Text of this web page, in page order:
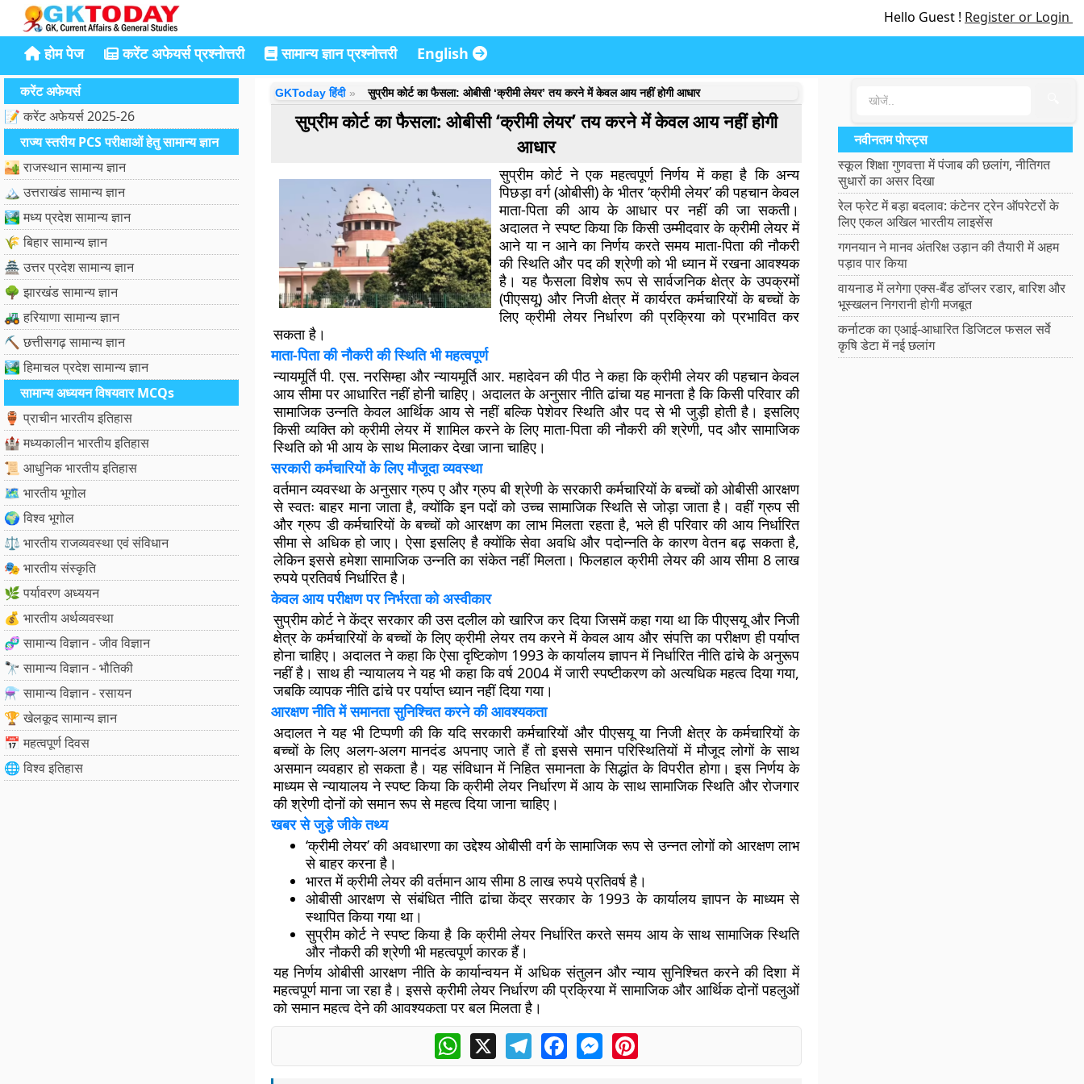
Hello Guest ! Register or Login
होम पेज करेंट अफेयर्स प्रश्नोत्तरी सामान्य ज्ञान प्रश्नोत्तरी English
करेंट अफेयर्स
📝 करेंट अफेयर्स 2025-26
राज्य स्तरीय PCS परीक्षाओं हेतु सामान्य ज्ञान
🏜️ राजस्थान सामान्य ज्ञान
🏔️ उत्तराखंड सामान्य ज्ञान
🏞️ मध्य प्रदेश सामान्य ज्ञान
🌾 बिहार सामान्य ज्ञान
🏯 उत्तर प्रदेश सामान्य ज्ञान
🌳 झारखंड सामान्य ज्ञान
🚜 हरियाणा सामान्य ज्ञान
⛏️ छत्तीसगढ़ सामान्य ज्ञान
🏞️ हिमाचल प्रदेश सामान्य ज्ञान
सामान्य अध्ययन विषयवार MCQs
🏺 प्राचीन भारतीय इतिहास
🏰 मध्यकालीन भारतीय इतिहास
📜 आधुनिक भारतीय इतिहास
🗺️ भारतीय भूगोल
🌍 विश्व भूगोल
⚖️ भारतीय राजव्यवस्था एवं संविधान
🎭 भारतीय संस्कृति
🌿 पर्यावरण अध्ययन
💰 भारतीय अर्थव्यवस्था
🧬 सामान्य विज्ञान - जीव विज्ञान
🔭 सामान्य विज्ञान - भौतिकी
⚗️ सामान्य विज्ञान - रसायन
🏆 खेलकूद सामान्य ज्ञान
📅 महत्वपूर्ण दिवस
🌐 विश्व इतिहास
GKToday हिंदी सुप्रीम कोर्ट का फैसला: ओबीसी ‘क्रीमी लेयर’ तय करने में केवल आय नहीं होगी आधार
सुप्रीम कोर्ट का फैसला: ओबीसी ‘क्रीमी लेयर’ तय करने में केवल आय नहीं होगी
आधार
सुप्रीम कोर्ट ने एक महत्वपूर्ण निर्णय में कहा है कि अन्य
पिछड़ा वर्ग (ओबीसी) के भीतर ‘क्रीमी लेयर’ की पहचान केवल
माता-पिता की आय के आधार पर नहीं की जा सकती।
अदालत ने स्पष्ट किया कि किसी उम्मीदवार के क्रीमी लेयर में
आने या न आने का निर्णय करते समय माता-पिता की नौकरी
की स्थिति और पद की श्रेणी को भी ध्यान में रखना आवश्यक
है। यह फैसला विशेष रूप से सार्वजनिक क्षेत्र के उपक्रमों
(पीएसयू) और निजी क्षेत्र में कार्यरत कर्मचारियों के बच्चों के
लिए क्रीमी लेयर निर्धारण की प्रक्रिया को प्रभावित कर
सकता है।
माता-पिता की नौकरी की स्थिति भी महत्वपूर्ण
न्यायमूर्ति पी. एस. नरसिम्हा और न्यायमूर्ति आर. महादेवन की पीठ ने कहा कि क्रीमी लेयर की पहचान केवल
आय सीमा पर आधारित नहीं होनी चाहिए। अदालत के अनुसार नीति ढांचा यह मानता है कि किसी परिवार की
सामाजिक उन्नति केवल आर्थिक आय से नहीं बल्कि पेशेवर स्थिति और पद से भी जुड़ी होती है। इसलिए
किसी व्यक्ति को क्रीमी लेयर में शामिल करने के लिए माता-पिता की नौकरी की श्रेणी, पद और सामाजिक
स्थिति को भी आय के साथ मिलाकर देखा जाना चाहिए।
सरकारी कर्मचारियों के लिए मौजूदा व्यवस्था
वर्तमान व्यवस्था के अनुसार ग्रुप ए और ग्रुप बी श्रेणी के सरकारी कर्मचारियों के बच्चों को ओबीसी आरक्षण
से स्वतः बाहर माना जाता है, क्योंकि इन पदों को उच्च सामाजिक स्थिति से जोड़ा जाता है। वहीं ग्रुप सी
और ग्रुप डी कर्मचारियों के बच्चों को आरक्षण का लाभ मिलता रहता है, भले ही परिवार की आय निर्धारित
सीमा से अधिक हो जाए। ऐसा इसलिए है क्योंकि सेवा अवधि और पदोन्नति के कारण वेतन बढ़ सकता है,
लेकिन इससे हमेशा सामाजिक उन्नति का संकेत नहीं मिलता। फिलहाल क्रीमी लेयर की आय सीमा 8 लाख
रुपये प्रतिवर्ष निर्धारित है।
केवल आय परीक्षण पर निर्भरता को अस्वीकार
सुप्रीम कोर्ट ने केंद्र सरकार की उस दलील को खारिज कर दिया जिसमें कहा गया था कि पीएसयू और निजी
क्षेत्र के कर्मचारियों के बच्चों के लिए क्रीमी लेयर तय करने में केवल आय और संपत्ति का परीक्षण ही पर्याप्त
होना चाहिए। अदालत ने कहा कि ऐसा दृष्टिकोण 1993 के कार्यालय ज्ञापन में निर्धारित नीति ढांचे के अनुरूप
नहीं है। साथ ही न्यायालय ने यह भी कहा कि वर्ष 2004 में जारी स्पष्टीकरण को अत्यधिक महत्व दिया गया,
जबकि व्यापक नीति ढांचे पर पर्याप्त ध्यान नहीं दिया गया।
आरक्षण नीति में समानता सुनिश्चित करने की आवश्यकता
अदालत ने यह भी टिप्पणी की कि यदि सरकारी कर्मचारियों और पीएसयू या निजी क्षेत्र के कर्मचारियों के
बच्चों के लिए अलग-अलग मानदंड अपनाए जाते हैं तो इससे समान परिस्थितियों में मौजूद लोगों के साथ
असमान व्यवहार हो सकता है। यह संविधान में निहित समानता के सिद्धांत के विपरीत होगा। इस निर्णय के
माध्यम से न्यायालय ने स्पष्ट किया कि क्रीमी लेयर निर्धारण में आय के साथ सामाजिक स्थिति और रोजगार
की श्रेणी दोनों को समान रूप से महत्व दिया जाना चाहिए।
खबर से जुड़े जीके तथ्य
‘क्रीमी लेयर’ की अवधारणा का उद्देश्य ओबीसी वर्ग के सामाजिक रूप से उन्नत लोगों को आरक्षण लाभ
से बाहर करना है।
भारत में क्रीमी लेयर की वर्तमान आय सीमा 8 लाख रुपये प्रतिवर्ष है।
ओबीसी आरक्षण से संबंधित नीति ढांचा केंद्र सरकार के 1993 के कार्यालय ज्ञापन के माध्यम से
स्थापित किया गया था।
सुप्रीम कोर्ट ने स्पष्ट किया है कि क्रीमी लेयर निर्धारित करते समय आय के साथ सामाजिक स्थिति
और नौकरी की श्रेणी भी महत्वपूर्ण कारक हैं।
यह निर्णय ओबीसी आरक्षण नीति के कार्यान्वयन में अधिक संतुलन और न्याय सुनिश्चित करने की दिशा में
महत्वपूर्ण माना जा रहा है। इससे क्रीमी लेयर निर्धारण की प्रक्रिया में सामाजिक और आर्थिक दोनों पहलुओं
को समान महत्व देने की आवश्यकता पर बल मिलता है।
WhatsApp
X TelegramFacebookMessengerPinterest
नवीनतम पोस्ट्स
स्कूल शिक्षा गुणवत्ता में पंजाब की छलांग, नीतिगत
सुधारों का असर दिखा
रेल फ्रेट में बड़ा बदलाव: कंटेनर ट्रेन ऑपरेटरों के
लिए एकल अखिल भारतीय लाइसेंस
गगनयान ने मानव अंतरिक्ष उड़ान की तैयारी में अहम
पड़ाव पार किया
वायनाड में लगेगा एक्स-बैंड डॉप्लर रडार, बारिश और
भूस्खलन निगरानी होगी मजबूत
कर्नाटक का एआई-आधारित डिजिटल फसल सर्वे
कृषि डेटा में नई छलांग